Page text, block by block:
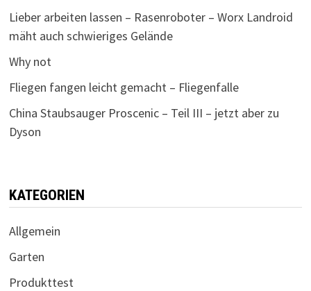
Lieber arbeiten lassen – Rasenroboter – Worx Landroid
mäht auch schwieriges Gelände
Why not
Fliegen fangen leicht gemacht – Fliegenfalle
China Staubsauger Proscenic – Teil III – jetzt aber zu
Dyson
KATEGORIEN
Allgemein
Garten
Produkttest